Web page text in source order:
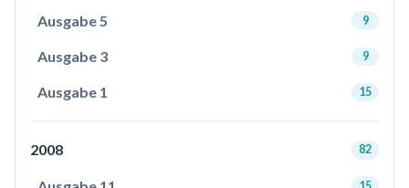
Ausgabe 5 9
Ausgabe 3 9
Ausgabe 1 15
2008 82